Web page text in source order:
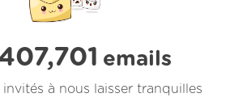
emails
à nous laisser tranquilles